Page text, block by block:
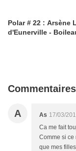
Polar # 22 : Arsène
d'Eunerville -
Commentaires
A As 17/03/
Ca me fait
Comme si ce
que mes